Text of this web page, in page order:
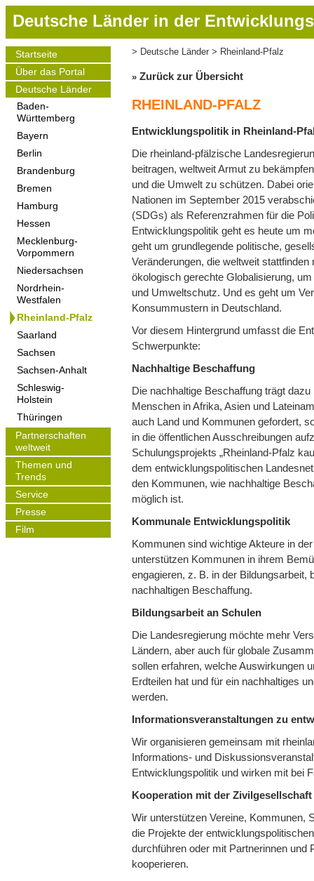
r
Deutsche Länder in der
Main
navigation
Startseite
Über das Portal
Deutsche Länder
Baden-
Württemberg
Bayern
Berlin
Brandenburg
Bremen
Hamburg
Hessen
Mecklenburg-
Vorpommern
Niedersachsen
Nordrhein-
Westfalen
Rheinland-Pfalz
Saarland
Sachsen
Sachsen-Anhalt
Schleswig-
Holstein
Thüringen
Partnerschaften
weltweit
Themen und
Trends
Service
Presse
Film
Deutsche Länder Rheinland-Pfalz
Zurück zur Übersicht
RHEINLAND-PFALZ
Entwicklungspolitik in Rheinland-
Die rheinland-pfälzische
beitragen, weltweit Armut zu
und die Umwelt zu schützen. Dabei
Nationen im September 2015
(SDGs) als Referenzrahmen für die
Entwicklungspolitik geht es heute um
geht um grundlegende politische,
Veränderungen, die weltweit
ökologisch gerechte Globalisierung,
und Umweltschutz. Und es geht um
Konsummustern in Deutschland.
Vor diesem Hintergrund umfasst die
Schwerpunkte:
Nachhaltige Beschaffung
Die nachhaltige Beschaffung trägt
Menschen in Afrika, Asien und
auch Land und Kommunen gefordert,
in die öffentlichen Ausschreibungen
Schulungsprojekts „Rheinland-Pfalz
dem entwicklungspolitischen
den Kommunen, wie nachhaltige
möglich ist.
Kommunale Entwicklungspolitik
Kommunen sind wichtige Akteure in
unterstützen Kommunen in ihrem
engagieren, z. B. in der
nachhaltigen Beschaffung.
Bildungsarbeit an Schulen
Die Landesregierung möchte mehr
Ländern, aber auch für globale
sollen erfahren, welche Auswirkungen
Erdteilen hat und für ein nachhaltiges
werden.
Informationsveranstaltungen zu
Wir organisieren gemeinsam mit
Informations- und
Entwicklungspolitik und wirken mit bei
Kooperation mit der Zivilgesellschaft
Wir unterstützen Vereine, Kommunen,
die Projekte der
durchführen oder mit Partnerinnen und
kooperieren.